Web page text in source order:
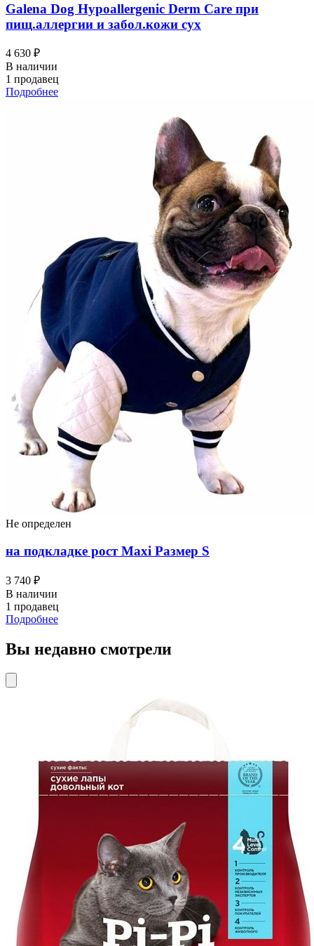
Galena Dog Hypoallergenic Derm Care при
пищ.аллергии и забол.кожи сух
4 630 ₽
В наличии
1 продавец
Подробнее
Не определен
на подкладке рост Maxi Размер S
3 740 ₽
В наличии
1 продавец
Подробнее
Вы недавно смотрели